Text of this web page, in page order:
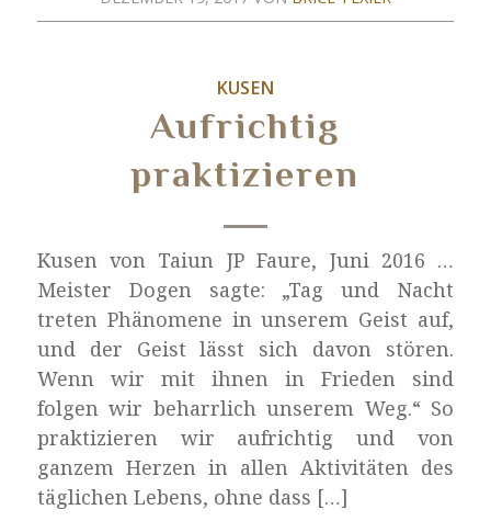
KUSEN
Aufrichtig
praktizieren
Kusen von Taiun JP Faure, Juni 2016 …
Meister Dogen sagte: „Tag und Nacht
treten Phänomene in unserem Geist auf,
und der Geist lässt sich davon stören.
Wenn wir mit ihnen in Frieden sind
folgen wir beharrlich unserem Weg.“ So
praktizieren wir aufrichtig und von
ganzem Herzen in allen Aktivitäten des
täglichen Lebens, ohne dass […]